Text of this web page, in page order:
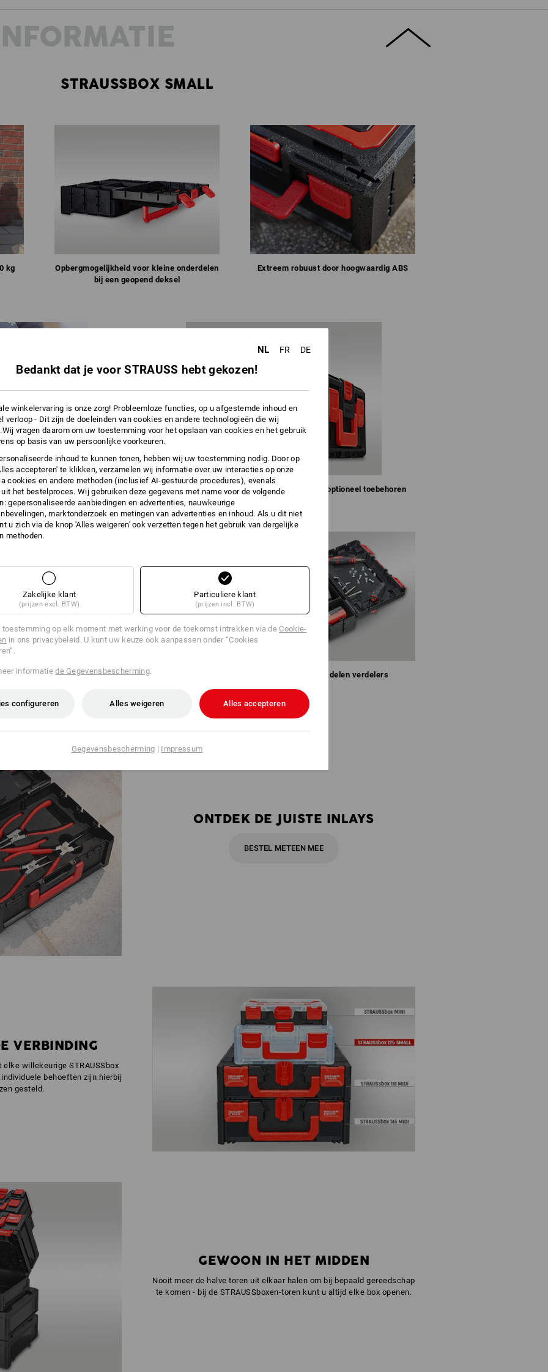
STRAUSSBOX SMALL
kg
Opbergmogelijkheid voor kleine onderdelen
bij een geopend deksel
Extreem robuust door hoogwaardig ABS
minien STRAUSSbox small T-gleuven voor eenvoudige aanpassing van optioneel toebehoren
Inhoud in één oogopslag herkenbaar
Variabel in te delen verdelers
ONTDEK DE JUISTE INLAYS
BESTEL METEEN MEE
VERBINDING
willekeurige STRAUSSbox
behoeften zijn hierbij
gesteld.
GEWOON IN HET MIDDEN
Nooit meer de halve toren uit elkaar halen om bij bepaald gereedschap
te komen - bij de STRAUSSboxen-toren kunt u altijd elke box openen.
NL FR DE
Bedankt dat je voor STRAUSS hebt gekozen!
winkelervaring is onze zorg! Probleemloze functies, op u afgestemde inhoud en
verloop - Dit zijn de doeleinden van cookies en andere technologieën die wij
vragen daarom om uw toestemming voor het opslaan van cookies en het gebruik
op basis van uw persoonlijke voorkeuren.
inhoud te kunnen tonen, hebben wij uw toestemming nodig. Door op
accepteren' te klikken, verzamelen wij informatie over uw interacties op onze
cookies en andere methoden (inclusief AI-gestuurde procedures), evenals
het bestelproces. Wij gebruiken deze gegevens met name voor de volgende
gepersonaliseerde aanbiedingen en advertenties, nauwkeurige
marktonderzoek en metingen van advertenties en inhoud. Als u dit niet
u zich via de knop 'Alles weigeren' ook verzetten tegen het gebruik van dergelijke
methoden.
Zakelijke klant
(prijzen excl. BTW)
Particuliere klant
(prijzen incl. BTW)
toestemming op elk moment met werking voor de toekomst intrekken via deCookie-
in ons privacybeleid. U kunt uw keuze ook aanpassen onder “Cookies
informatiede Gegevensbescherming.
configureren Alles weigeren Alles accepteren
Gegevensbescherming | Impressum